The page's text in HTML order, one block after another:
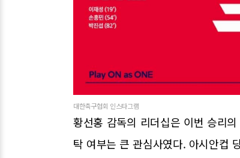
대한축구협회 인스타그램
황선홍 감독의 리더십은 이번 승리
탁 여부는 큰 관심사였다. 아시안컵